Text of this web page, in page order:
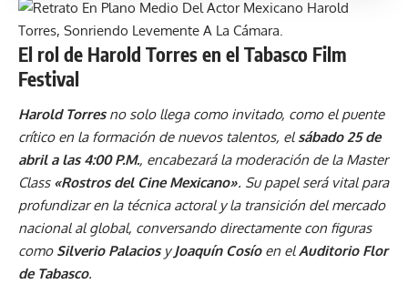
El rol de Harold Torres en el Tabasco Film
Festival
Harold Torresno solo llega como invitado, como el puente
crítico en la formación de nuevos talentos, el sábado 25 de
abril a las 4:00 P.M., encabezará la moderación de la Master
Class «Rostros del Cine Mexicano». Su papel será vital para
profundizar en la técnica actoral y la transición del mercado
nacional al global, conversando directamente con figuras
como Silverio Palaciosy Joaquín Cosío en elAuditorio Flor
de Tabasco.